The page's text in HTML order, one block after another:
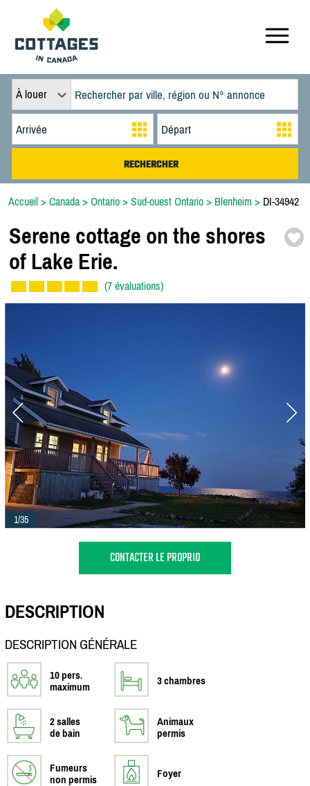
À louer
Accueil > Canada > Ontario > Sud-ouest Ontario > Blenheim > DI-34942
Serene cottage on the shores
of Lake Erie.
(7 évaluations)
1/35
CONTACTER LE PROPRIO
DESCRIPTION
DESCRIPTION GÉNÉRALE
10 pers.
maximum
3 chambres
2 salles
de bain
Animaux
permis
Fumeurs
non permis
Foyer